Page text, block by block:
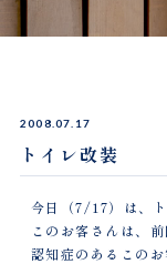
2008.07.17
トイレ改装
今日（7/17）は、
このお客さんは、
認知症のあるこの